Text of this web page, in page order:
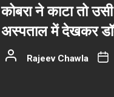
कोबरा ने काटा तो
अस्पताल में देखकर
Rajeev Chawla